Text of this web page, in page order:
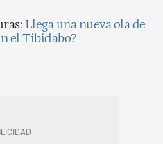
Llega una nueva ola de
el Tibidabo?